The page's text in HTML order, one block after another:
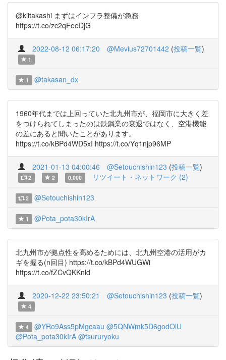
@kiitakashi まずはインフラ整備が急務
https://t.co/zc2qFeeDjG
2022-08-12 06:17:20 @Mevius72701442 (投稿一覧)
1
1 @takasan_dx
1960年代までは上回っていた北九州市が、福岡市に大きく差
をつけられてしまったのは鉄鋼業の衰退ではなく、空港機能
の差にあると聞いたことがあります。
https://t.co/kBPd4WD5xI https://t.co/Yq1njp96MP
2021-01-13 04:00:46 @Setouchishin123 (投稿一覧)
2 2 0.000 リツイート・ネットワーク (2)
2 @Setouchishin123
1 @Pota_pota30kIrA
北九州市が拠点性を高めるためには、北九州空港の活用がカ
ギを握る(n回目) https://t.co/kBPd4WUGWi
https://t.co/fZCvQKKnld
2020-12-22 23:50:21 @Setouchishin123 (投稿一覧)
4
4 @YRo9Ass5pMgcaau @5QNWmk5D6godOlU
@Pota_pota30kIrA @tsururyoku